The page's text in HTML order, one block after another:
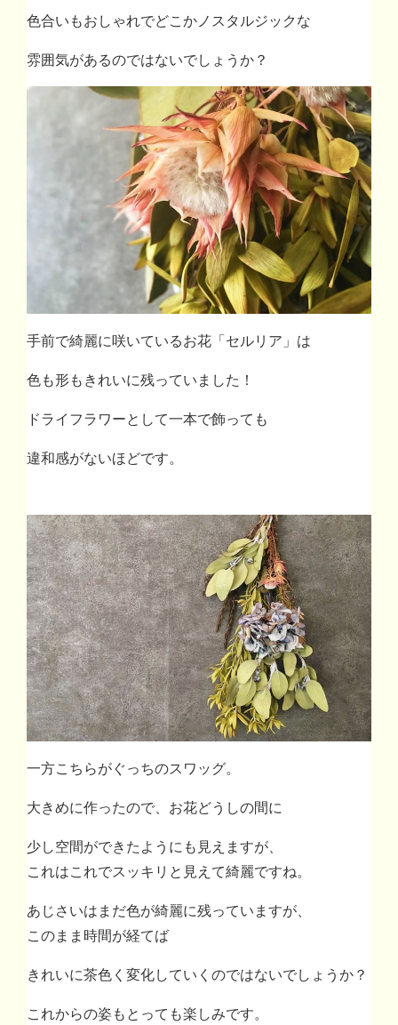
色合いもおしゃれでどこかノスタルジックな
雰囲気があるのではないでしょうか？
手前で綺麗に咲いているお花「セルリア」は
色も形もきれいに残っていました！
ドライフラワーとして一本で飾っても
違和感がないほどです。
一方こちらがぐっちのスワッグ。
大きめに作ったので、お花どうしの間に
少し空間ができたようにも見えますが、
これはこれでスッキリと見えて綺麗ですね。
あじさいはまだ色が綺麗に残っていますが、
このまま時間が経てば
きれいに茶色く変化していくのではないでしょうか？
これからの姿もとっても楽しみです。